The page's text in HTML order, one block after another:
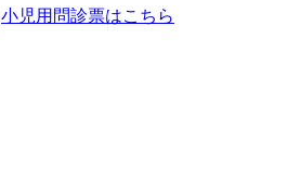
小児用問診票はこちら